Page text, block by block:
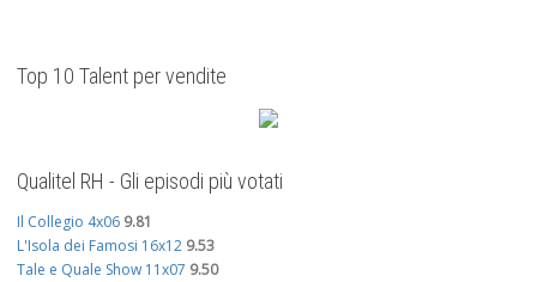
Top 10 Talent per vendite
Qualitel RH - Gli episodi più votati
Il Collegio 4x06 9.81
L'Isola dei Famosi 16x12 9.53
Tale e Quale Show 11x07 9.50